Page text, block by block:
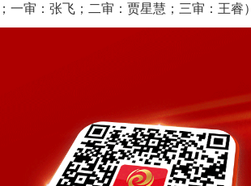
一审：张飞；二审：贾星慧；三审：王睿）